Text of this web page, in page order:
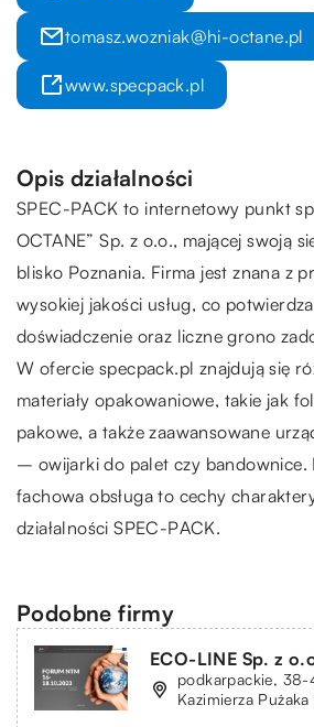
tomasz.wozniak@hi-octane.pl
www.specpack.pl
Opis działalności
SPEC-PACK to internetowy punkt
OCTANE” Sp. z o.o., mającej swoją
blisko Poznania. Firma jest znana z
wysokiej jakości usług, co
doświadczenie oraz liczne grono
W ofercie specpack.pl znajdują się
materiały opakowaniowe, takie jak
pakowe, a także zaawansowane
– owijarki do palet czy bandownice.
fachowa obsługa to cechy
działalności SPEC-PACK.
Podobne firmy
ECO-LINE Sp. z
podkarpackie,
Kazimierza Pużaka